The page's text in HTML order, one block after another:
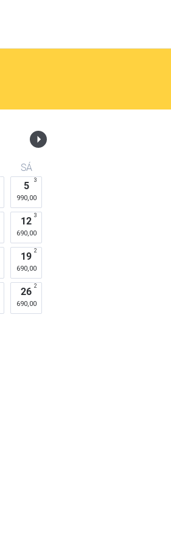
SÁ
5
990,00
3
12
690,00
3
19
690,00
2
26
690,00
2